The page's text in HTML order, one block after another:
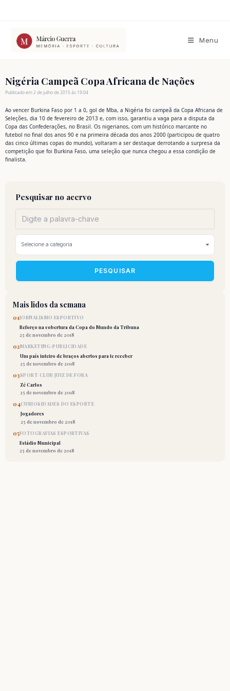
conteúdo
Menu
Nigéria Campeã Copa Africana de Nações
Publicado em 2 de julho de 2015 às 19:04
Ao vencer Burkina Faso por 1 a 0, gol de Mba, a Nigéria foi campeã da Copa Africana de
Seleções, dia 10 de fevereiro de 2013 e, com isso, garantiu a vaga para a disputa da
Copa das Confederações, no Brasil. Os nigerianos, com um histórico marcante no
futebol no final dos anos 90 e na primeira década dos anos 2000 (participou de quatro
das cinco últimas copas do mundo), voltaram a ser destaque derrotando a surpresa da
competição que foi Burkina Faso, uma seleção que nunca chegou a essa condição de
finalista.
Pesquisar no acervo
PESQUISAR
Mais lidos da semana
01JORNALISMO ESPORTIVO
Reforço na cobertura da Copa do Mundo da Tribuna
25 de novembro de 2018
02MARKETING-PUBLICIDADE
Um país inteiro de braços abertos para te receber
25 de novembro de 2018
03SPORT CLUB JUIZ DE FORA
Zé Carlos
25 de novembro de 2018
04CURIOSIDADES DO ESPORTE
Jogadores
25 de novembro de 2018
05FOTOGRAFIAS ESPORTIVAS
Estádio Municipal
25 de novembro de 2018